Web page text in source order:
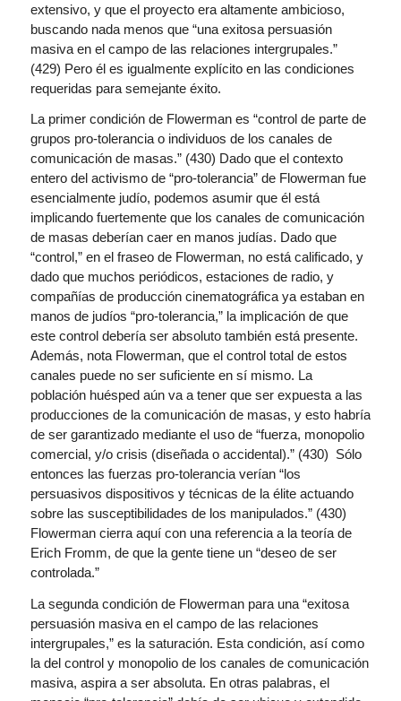
extensivo, y que el proyecto era altamente ambicioso,
buscando nada menos que “una exitosa persuasión
masiva en el campo de las relaciones intergrupales.”
(429) Pero él es igualmente explícito en las condiciones
requeridas para semejante éxito.
La primer condición de Flowerman es “control de parte de
grupos pro-tolerancia o individuos de los canales de
comunicación de masas.” (430) Dado que el contexto
entero del activismo de “pro-tolerancia” de Flowerman fue
esencialmente judío, podemos asumir que él está
implicando fuertemente que los canales de comunicación
de masas deberían caer en manos judías. Dado que
“control,” en el fraseo de Flowerman, no está calificado, y
dado que muchos periódicos, estaciones de radio, y
compañías de producción cinematográfica ya estaban en
manos de judíos “pro-tolerancia,” la implicación de que
este control debería ser absoluto también está presente.
Además, nota Flowerman, que el control total de estos
canales puede no ser suficiente en sí mismo. La
población huésped aún va a tener que ser expuesta a las
producciones de la comunicación de masas, y esto habría
de ser garantizado mediante el uso de “fuerza, monopolio
comercial, y/o crisis (diseñada o accidental).” (430) Sólo
entonces las fuerzas pro-tolerancia verían “los
persuasivos dispositivos y técnicas de la élite actuando
sobre las susceptibilidades de los manipulados.” (430)
Flowerman cierra aquí con una referencia a la teoría de
Erich Fromm, de que la gente tiene un “deseo de ser
controlada.”
La segunda condición de Flowerman para una “exitosa
persuasión masiva en el campo de las relaciones
intergrupales,” es la saturación. Esta condición, así como
la del control y monopolio de los canales de comunicación
masiva, aspira a ser absoluta. En otras palabras, el